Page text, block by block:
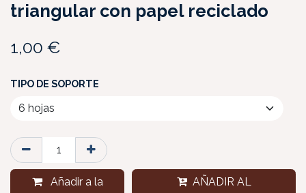
triangular con papel reciclado
1,00 €
TIPO DE SOPORTE
Añadir a la
AÑADIR AL